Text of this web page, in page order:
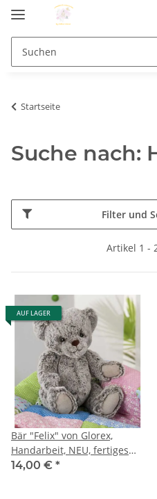
Startseite
Suche nach:
Filter und
Artikel 1 -
AUF LAGER
Bär "Felix" von Glorex,
Handarbeit, NEU, fertiges
Kuscheltier, Geschenk, Baby
14,00 € *